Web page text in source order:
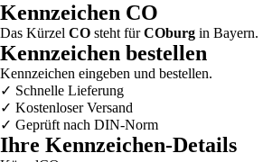
Kennzeichen CO
Das Kürzel CO steht fürCOburg in Bayern.
Kennzeichen bestellen
Kennzeichen eingeben und bestellen.
✓ Schnelle Lieferung
✓ Kostenloser Versand
✓ Geprüft nach DIN-Norm
Ihre Kennzeichen-Details